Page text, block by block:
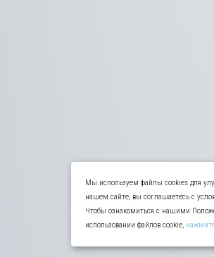
Мы используем файлы cookies для
нашем сайте, вы соглашаетесь с
Чтобы ознакомиться с нашими
использовании файлов cookie,